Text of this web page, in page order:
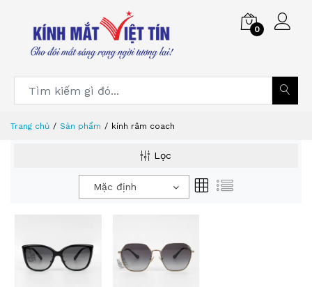
0
Trang chủ Sản phẩm kính râm coach
Lọc
Mặc định